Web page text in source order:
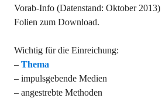
Vorab-Info (Datenstand: Oktober
Folien zum Download.
Wichtig für die Einreichung:
– Thema
– impulsgebende Medien
– angestrebte Methoden